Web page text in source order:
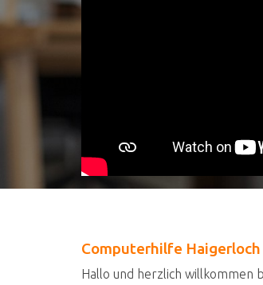
Computerhilfe
Hallo und herzlich willkommen